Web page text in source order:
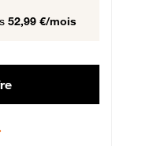
52,99 €/mois